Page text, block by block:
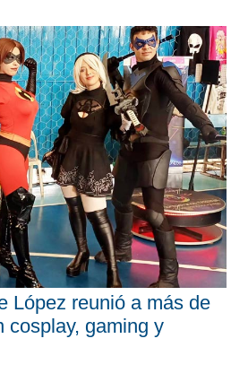
López reunió a más de
cosplay, gaming y